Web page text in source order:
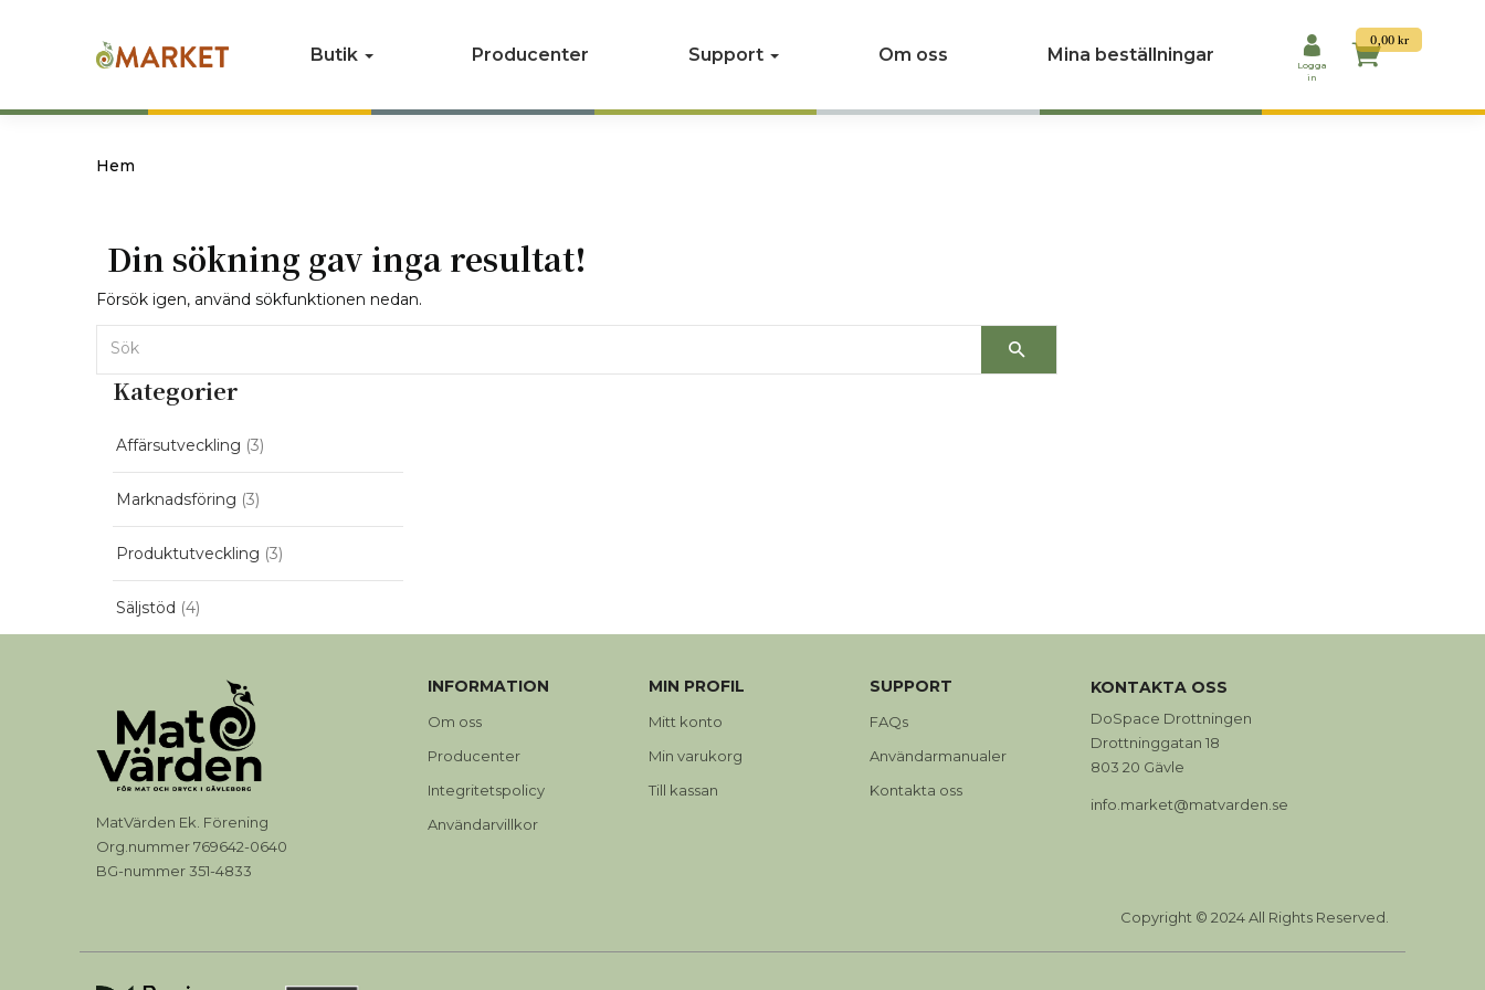
Butik Producenter Support Om oss Mina beställningar
Logga
in
0,00 kr
Hem
Din sökning gav inga resultat!
Försök igen, använd sökfunktionen nedan.
Kategorier
Affärsutveckling (3)
Marknadsföring (3)
Produktutveckling (3)
Säljstöd (4)
MatVärden Ek. Förening
Org.nummer 769642-0640
BG-nummer 351-4833
INFORMATION
Om oss
Producenter
Integritetspolicy
Användarvillkor
MIN PROFIL
Mitt konto
Min varukorg
Till kassan
SUPPORT
FAQs
Användarmanualer
Kontakta oss
KONTAKTA OSS
DoSpace Drottningen
Drottninggatan 18
803 20 Gävle
info.market@matvarden.se
Copyright © 2024 All Rights Reserved.